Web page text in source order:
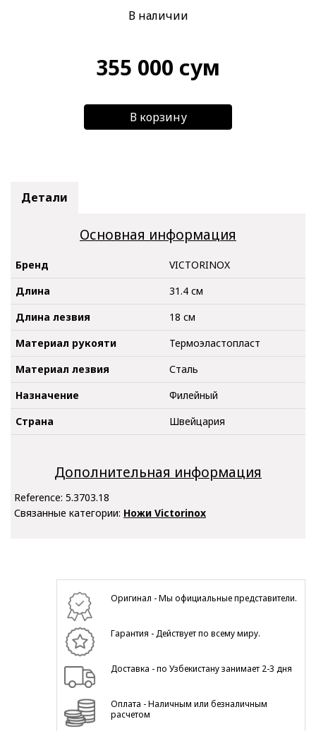
В наличии
355 000 сум
В корзину
Детали
Основная информация
Бренд
VICTORINOX
Длина
31.4 см
Длина лезвия
18 см
Материал рукояти
Термоэластопласт
Материал лезвия
Сталь
Назначение
Филейный
Страна
Швейцария
Дополнительная информация
Reference: 5.3703.18
Связанные категории: Ножи Victorinox
Оригинал - Мы официальные представители.
Гарантия - Действует по всему миру.
Доставка - по Узбекистану занимает 2-3 дня
Оплата - Наличным или безналичным
расчетом